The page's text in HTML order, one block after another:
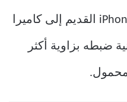
Mac. كما أن تحويل هاتف iPhone القديم إلى كاميرا
ضبطه بزاوية أكثر